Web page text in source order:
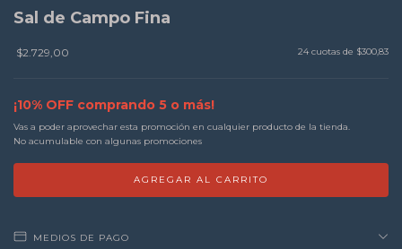
Sal de Campo Fina
$2.729,00 24 cuotas de $300,83
¡10% OFF comprando 5 o más!
Vas a poder aprovechar esta promoción en cualquier producto de la tienda.
No acumulable con algunas promociones
MEDIOS DE PAGO